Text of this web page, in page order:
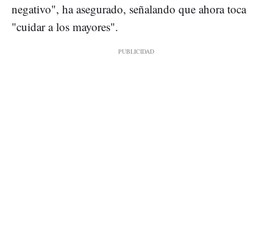
negativo", ha asegurado, señalando que ahora toca
"cuidar a los mayores".